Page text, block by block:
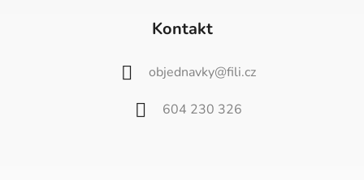
Kontakt
objednavky@fili.cz
604 230 326